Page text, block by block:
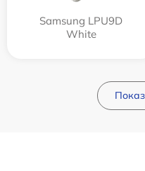
Samsung LPU9D
White